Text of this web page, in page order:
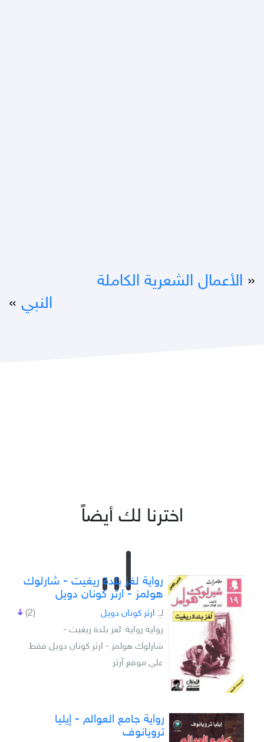
« الأعمال الشعرية الكاملة
النبي »
اخترنا لك أيضاً
رواية لغز بلدة ريغيت - شارلوك
هولمز - ارثر كونان دويل
(2) لـِ: ارثر كونان دويل
رواية رواية لغز بلدة ريغيت -
شارلوك هولمز - ارثر كونان دويل فقط
على موقع آرثر
رواية جامع العوالم - إيليا
ترويانوف